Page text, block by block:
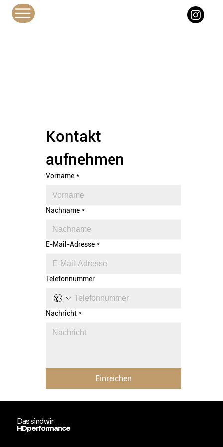
Kontakt
aufnehmen
Vorname *
Nachname *
E-Mail-Adresse *
Telefonnummer
Nachricht *
Einreichen
Das sind wir
HDperformance